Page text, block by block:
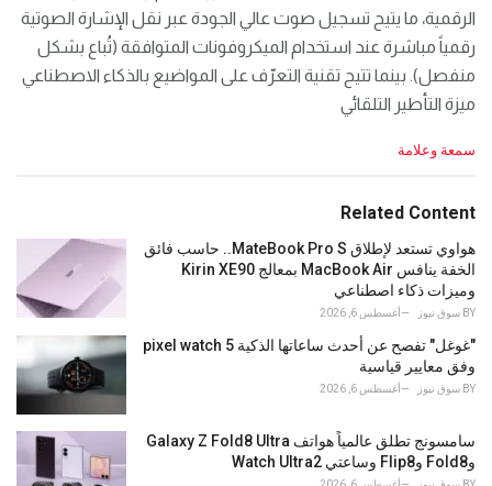
الرقمية، ما يتيح تسجيل صوت عالي الجودة عبر نقل الإشارة الصوتية
رقمياً مباشرة عند استخدام الميكروفونات المتوافقة (تُباع بشكل
منفصل). بينما تتيح تقنية التعرّف على المواضيع بالذكاء الاصطناعي
ميزة التأطير التلقائي
C
e
o
r
e
:
سمعة وعلامة
Related Content
هواوي تستعد لإطلاق MateBook Pro S.. حاسب فائق
الخفة ينافس MacBook Air بمعالج Kirin XE90
وميزات ذكاء اصطناعي
BY سوق نيوز أغسطس 6, 2026
"غوغل" تفصح عن أحدث ساعاتها الذكية pixel watch 5
وفق معايير قياسية
BY سوق نيوز أغسطس 6, 2026
سامسونج تطلق عالمياً هواتف Galaxy Z Fold8 Ultra
وFold8 وFlip8 وساعتي Watch Ultra2